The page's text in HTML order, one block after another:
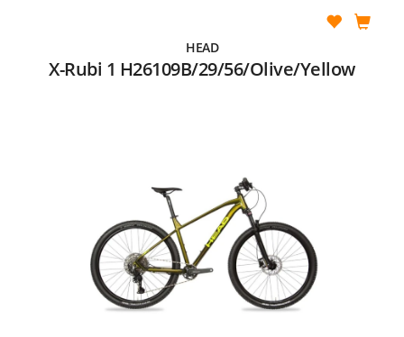
HEAD
X-Rubi 1 H26109B/29/56/Olive/Yellow